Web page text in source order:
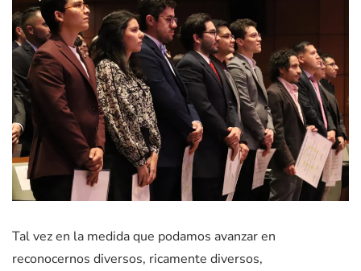
Tal vez en la medida que podamos avanzar en
reconocernos diversos, ricamente diversos,